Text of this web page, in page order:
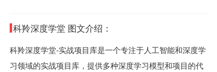
科羚深度学堂 图文介绍：
科羚深度学堂-实战项目库是一个专注于人工智能和深度学
习领域的实战项目库，提供多种深度学习模型和项目的代